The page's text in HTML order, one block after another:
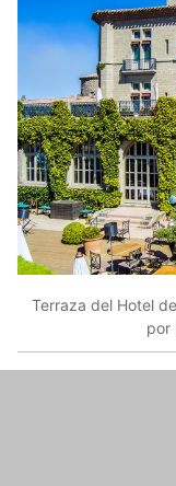
Terraza del Hotel
por